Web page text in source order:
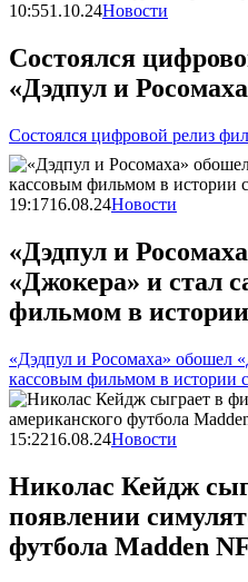
10:551.10.24Новости
Состоялся
«Дэдпул и
Состоялся цифровой релиз
19:1716.08.24Новости
«Дэдпул и
«Джокера» и стал
фильмом в
«Дэдпул и Росомаха» обошел
кассовым фильмом в истории
15:2216.08.24Новости
Николас Кейдж
появлении
футбола Madden